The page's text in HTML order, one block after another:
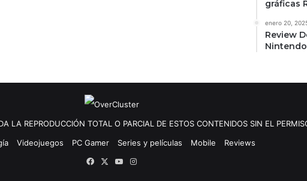
gráficas
enero 20,
Review
REPRODUCCIÓN TOTAL O PARCIAL DE ESTOS CONTENIDOS SIN EL
Videojuegos PC Gamer Series y películas Mobile
Reviews
FacebookYouTubeInstagram